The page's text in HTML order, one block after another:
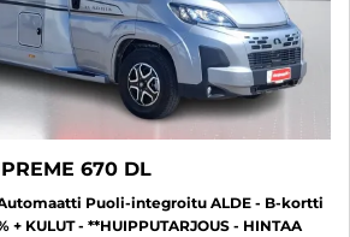
670 DL
Puoli-integroitu ALDE - B-kortti
+ KULUT - **HUIPPUTARJOUS - HINTAA